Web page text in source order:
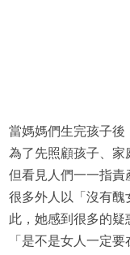
當媽媽們生完孩子後
為了先照顧孩子、家
但看見人們一一指責
很多外人以「沒有醜
此，她感到很多的疑
「是不是女人一定